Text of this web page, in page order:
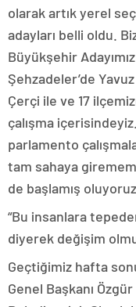
olarak artık yerel
adayları belli oldu.
Büyükşehir
Şehzadeler’de
Çerçi ile ve 17
çalışma
parlamento
tam sahaya
de başlamış
“Bu insanlara
diyerek değişim
Geçtiğimiz hafta
Genel Başkanı